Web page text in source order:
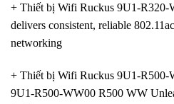
+ Thiết bị Wifi Ruckus 9U1-R320-
delivers consistent, reliable
networking
+ Thiết bị Wifi Ruckus 9U1-R500-
9U1-R500-WW00 R500 WW